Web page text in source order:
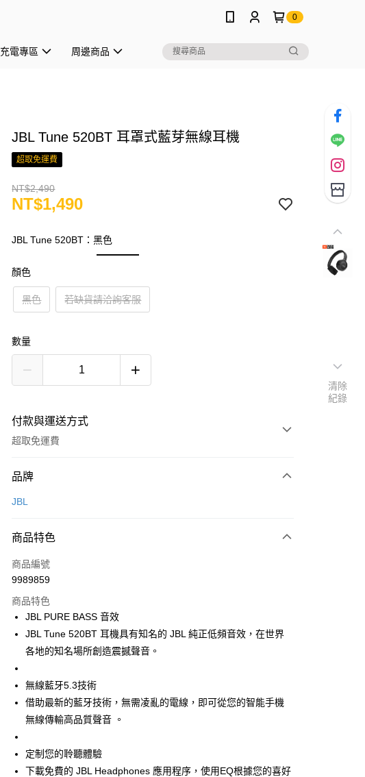
0
充電專區 周邊商品
JBL Tune 520BT 耳罩式藍芽無線耳機
超取免運費
NT$2,490
NT$1,490
JBL Tune 520BT：黑色
顏色
黑色 若缺貨請洽詢客服
數量
付款與運送方式
超取免運費
付款方式
信用卡一次付款
街口支付
悠遊付
付款後全家取貨
免運費
付款後7-11取貨
免運費
品牌
JBL
商品特色
商品編號
9989859
商品特色
JBL PURE BASS 音效
JBL Tune 520BT 耳機具有知名的 JBL 純正低頻音效，在世界
各地的知名場所創造震撼聲音。
無線藍牙5.3技術
借助最新的藍牙技術，無需凌亂的電線，即可從您的智能手機
無線傳輸高品質聲音 。
定制您的聆聽體驗
下載免費的 JBL Headphones 應用程序，使用EQ根據您的喜好
清除
紀錄